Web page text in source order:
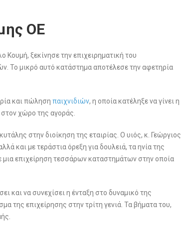
ΟΕ
Κουμή, ξεκίνησε την επιχειρηματική του
Το μικρό αυτό κατάστημα αποτέλεσε την αφετηρία
και πώληση παιχνιδιών, η οποία κατέληξε να γίνει η
χώρο της αγοράς.
στην διοίκηση της εταιρίας. Ο υιός, κ. Γεώργιος
και με τεράστια όρεξη για δουλειά, τα ηνία της
μια επιχείρηση τεσσάρων καταστημάτων στην οποία
και να συνεχίσει η ένταξη στο δυναμικό της
της επιχείρησης στην τρίτη γενιά. Τα βήματα του,